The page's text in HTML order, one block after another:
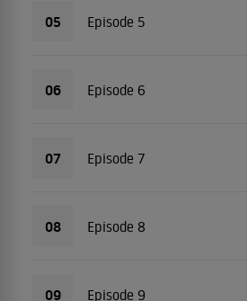
05 Episode 5
06 Episode 6
07 Episode 7
08 Episode 8
09 Episode 9